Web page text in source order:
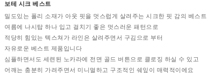
보테 시크 베스트
밀도있는 폴리 소재가 아웃 핏을 멋스럽게 살려주는 시크한 핏 감의 베스트
여름에 나시탑 하나 입고 걸치기 좋은 멋스러운 패턴으로
적당히 힘있는 텍스쳐가 라인은 살려주면서 구김으로 부터
자유로운 베스트 제품입니다
심플하면서도 세련된 노카라에 전면 골드 버튼으로 클로징 하실 수 있고
어깨는 충분히 가려주면서 미니멀하고 구조적인 쉐잎이 매력적이에요